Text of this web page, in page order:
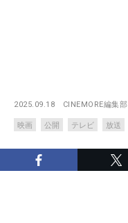
2025.09.18 CINEMORE編集部
映画 公開 テレビ 放送